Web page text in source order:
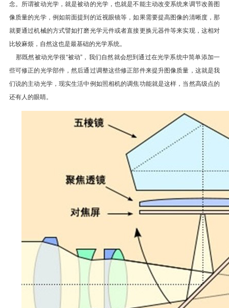
念。所谓被动光学，就是被动的光学，也就是不能主动改变系统来调节改善图
像质量的光学，例如前面提到的近视眼镜等，如果需要提高图像的清晰度，那
就要通过机械的方式譬如打磨光学元件或者直接更换元器件等来实现，这相对
比较麻烦，自然这也是最基础的光学系统。
那既然被动光学很“被动”，我们自然就会想到通过在光学系统中简单添加一
些可修正的光学部件，然后通过调整这些修正部件来提升图像质量，这就是我
们说的主动光学，现实生活中例如照相机的调焦功能就是这样，当然高级点的
还有人的眼睛。